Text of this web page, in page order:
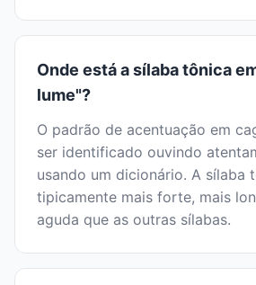
Onde está a sílaba tônica
lume"?
O padrão de acentuação em
ser identificado ouvindo
usando um dicionário. A sílaba
tipicamente mais forte, mais
aguda que as outras sílabas.